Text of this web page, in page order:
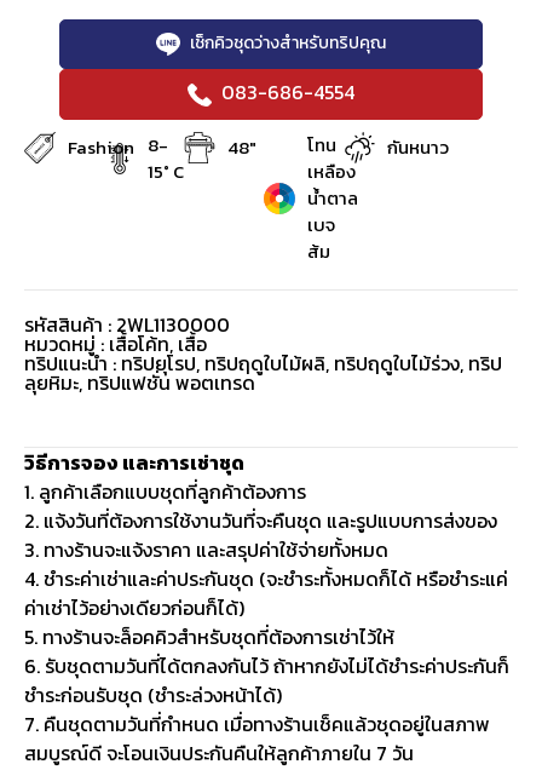
เช็กคิวชุดว่างสำหรับทริปคุณ
083-686-4554
Fashion 8-
15° C
48"
โทน
เหลือง
น้ำตาล
เบจ
ส้ม
กันหนาว
รหัสสินค้า : 2WL1130000
หมวดหมู่ : เสื้อโค้ท, เสื้อ
ทริปแนะนำ : ทริปยุโรป, ทริปฤดูใบไม้ผลิ, ทริปฤดูใบไม้ร่วง, ทริป
ลุยหิมะ, ทริปแฟชั่น พอตเทรด
วิธีการจอง และการเช่าชุด
1. ลูกค้าเลือกแบบชุดที่ลูกค้าต้องการ
2. แจ้งวันที่ต้องการใช้งานวันที่จะคืนชุด และรูปแบบการส่งของ
3. ทางร้านจะแจ้งราคา และสรุปค่าใช้จ่ายทั้งหมด
4. ชำระค่าเช่าและค่าประกันชุด (จะชำระทั้งหมดก็ได้ หรือชำระแค่
ค่าเช่าไว้อย่างเดียวก่อนก็ได้)
5. ทางร้านจะล็อคคิวสำหรับชุดที่ต้องการเช่าไว้ให้
6. รับชุดตามวันที่ได้ตกลงกันไว้ ถ้าหากยังไม่ได้ชำระค่าประกันก็
ชำระก่อนรับชุด (ชำระล่วงหน้าได้)
7. คืนชุดตามวันที่กำหนด เมื่อทางร้านเช็คแล้วชุดอยู่ในสภาพ
สมบูรณ์ดี จะโอนเงินประกันคืนให้ลูกค้าภายใน 7 วัน